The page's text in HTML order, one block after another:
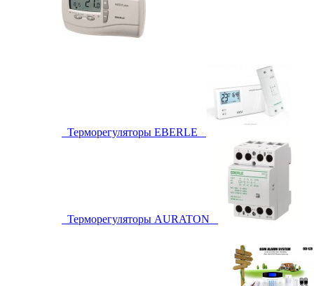
Терморегуляторы EBERLE
Терморегуляторы AURATON